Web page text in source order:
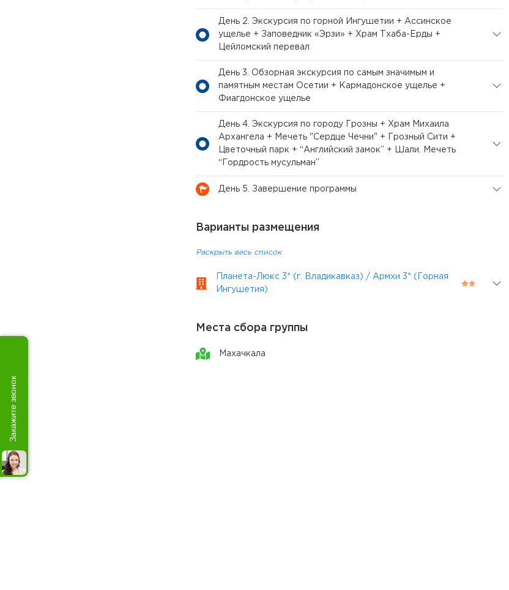
День 2. Экскурсия по горной Ингушетии + Ассинское
ущелье + Заповедник «Эрзи» + Храм Тхаба-Ерды +
Цейломский перевал
День 3. Обзорная экскурсия по самым значимым и
памятным местам Осетии + Кармадонское ущелье +
Фиагдонское ущелье
День 4. Экскурсия по городу Грозны + Храм Михаила
Архангела + Мечеть "Сердце Чечни" + Грозный Сити +
Цветочный парк + “Английский замок” + Шали. Мечеть
“Гордрость мусульман”
День 5. Завершение программы
Варианты размещения
Раскрыть весь список
Планета-Люкс 3* (г. Владикавказ) / Армхи 3* (Горная
Ингушетия)
Места сбора группы
Махачкала
Закажите звонок